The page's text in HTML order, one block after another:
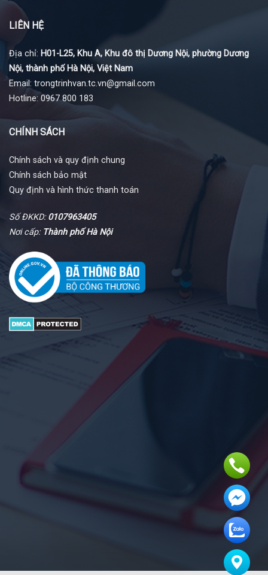
LIÊN HỆ
Địa chỉ: H01-L25, Khu A, Khu đô thị Dương Nội, phường Dương
Nội, thành phố Hà Nội, Việt Nam
Email: trongtrinhvan.tc.vn@gmail.com
Hotline: 0967 800 183
CHÍNH SÁCH
Chính sách và quy định chung
Chính sách bảo mật
Quy định và hình thức thanh toán
Số ĐKKD:0107963405
Nơi cấp: Thành phố Hà Nội